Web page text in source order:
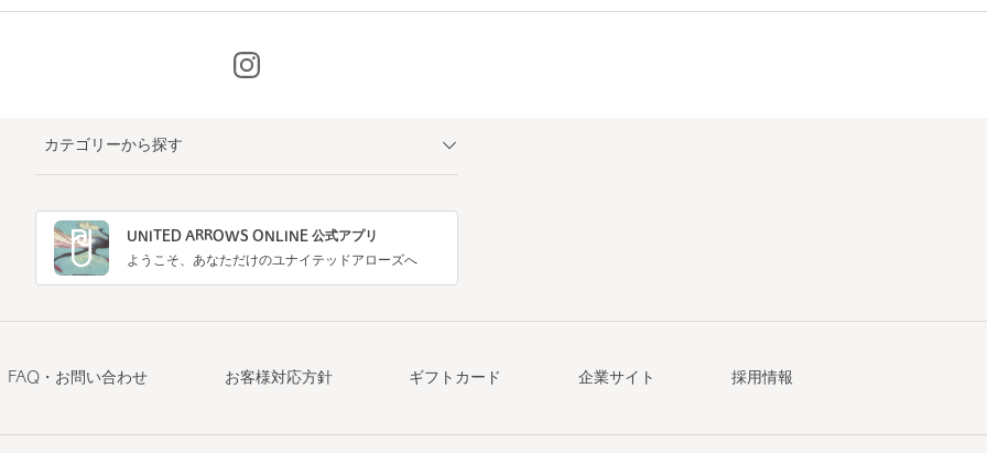
カテゴリーから探す
UNITED ARROWS ONLINE 公式アプリ
ようこそ、あなただけのユナイテッドアローズへ
FAQ・お問い合わせ お客様対応方針 ギフトカード 企業サイト 採用情報